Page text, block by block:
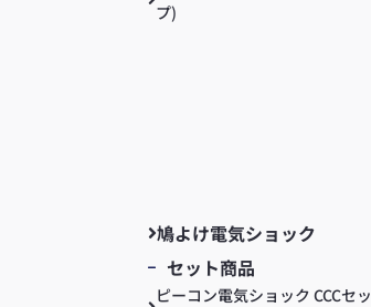
プ)
鳩よけ電気ショック
セット商品
ピーコン電気ショック CCCセッ